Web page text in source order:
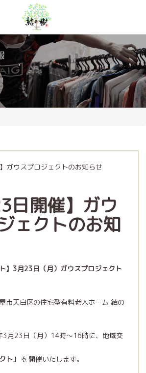
日開催】ガウ
ェクトのお知
】3月23日（月）ガウスプロジェクト
市天白区の住宅型有料老人ホーム 結の
3月23日（月）14時～16時に、地域交
ト」
を開催いたします。